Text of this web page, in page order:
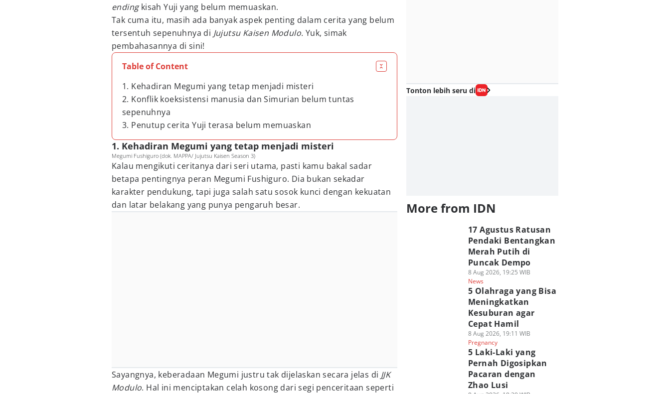
endingkisah Yuji yang belum memuaskan.
Tak cuma itu, masih ada banyak aspek penting dalam cerita yang belum
tersentuh sepenuhnya di Jujutsu Kaisen Modulo. Yuk, simak
pembahasannya di sini!
Table of Content
1. Kehadiran Megumi yang tetap menjadi misteri
2. Konflik koeksistensi manusia dan Simurian belum tuntas
sepenuhnya
3. Penutup cerita Yuji terasa belum memuaskan
1. Kehadiran Megumi yang tetap menjadi misteri
Megumi Fushiguro (dok. MAPPA/ Jujutsu Kaisen Season 3)
Kalau mengikuti ceritanya dari seri utama, pasti kamu bakal sadar
betapa pentingnya peran Megumi Fushiguro. Dia bukan sekadar
karakter pendukung, tapi juga salah satu sosok kunci dengan kekuatan
dan latar belakang yang punya pengaruh besar.
Sayangnya, keberadaan Megumi justru tak dijelaskan secara jelas di JJK
Modulo. Hal ini menciptakan celah kosong dari segi penceritaan seperti
Tonton lebih seru di
More from IDN
17 Agustus Ratusan
Pendaki Bentangkan
Merah Putih di
Puncak Dempo
8 Aug 2026, 19:25 WIB
News
5 Olahraga yang Bisa
Meningkatkan
Kesuburan agar
Cepat Hamil
8 Aug 2026, 19:11 WIB
Pregnancy
5 Laki-Laki yang
Pernah Digosipkan
Pacaran dengan
Zhao Lusi